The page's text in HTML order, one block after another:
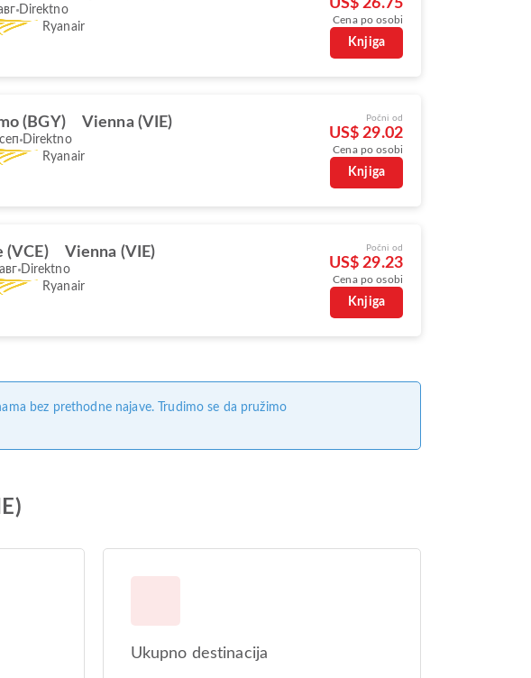
Direktno
Ryanair
US$ 26.75
Cena po osobi
Knjiga
(BGY) Vienna (VIE)
Direktno
Ryanair
Počni od
US$ 29.02
Cena po osobi
Knjiga
(VCE) Vienna (VIE)
Direktno
Ryanair
Počni od
US$ 29.23
Cena po osobi
Knjiga
bez prethodne najave. Trudimo se da pružimo
Ukupno destinacija